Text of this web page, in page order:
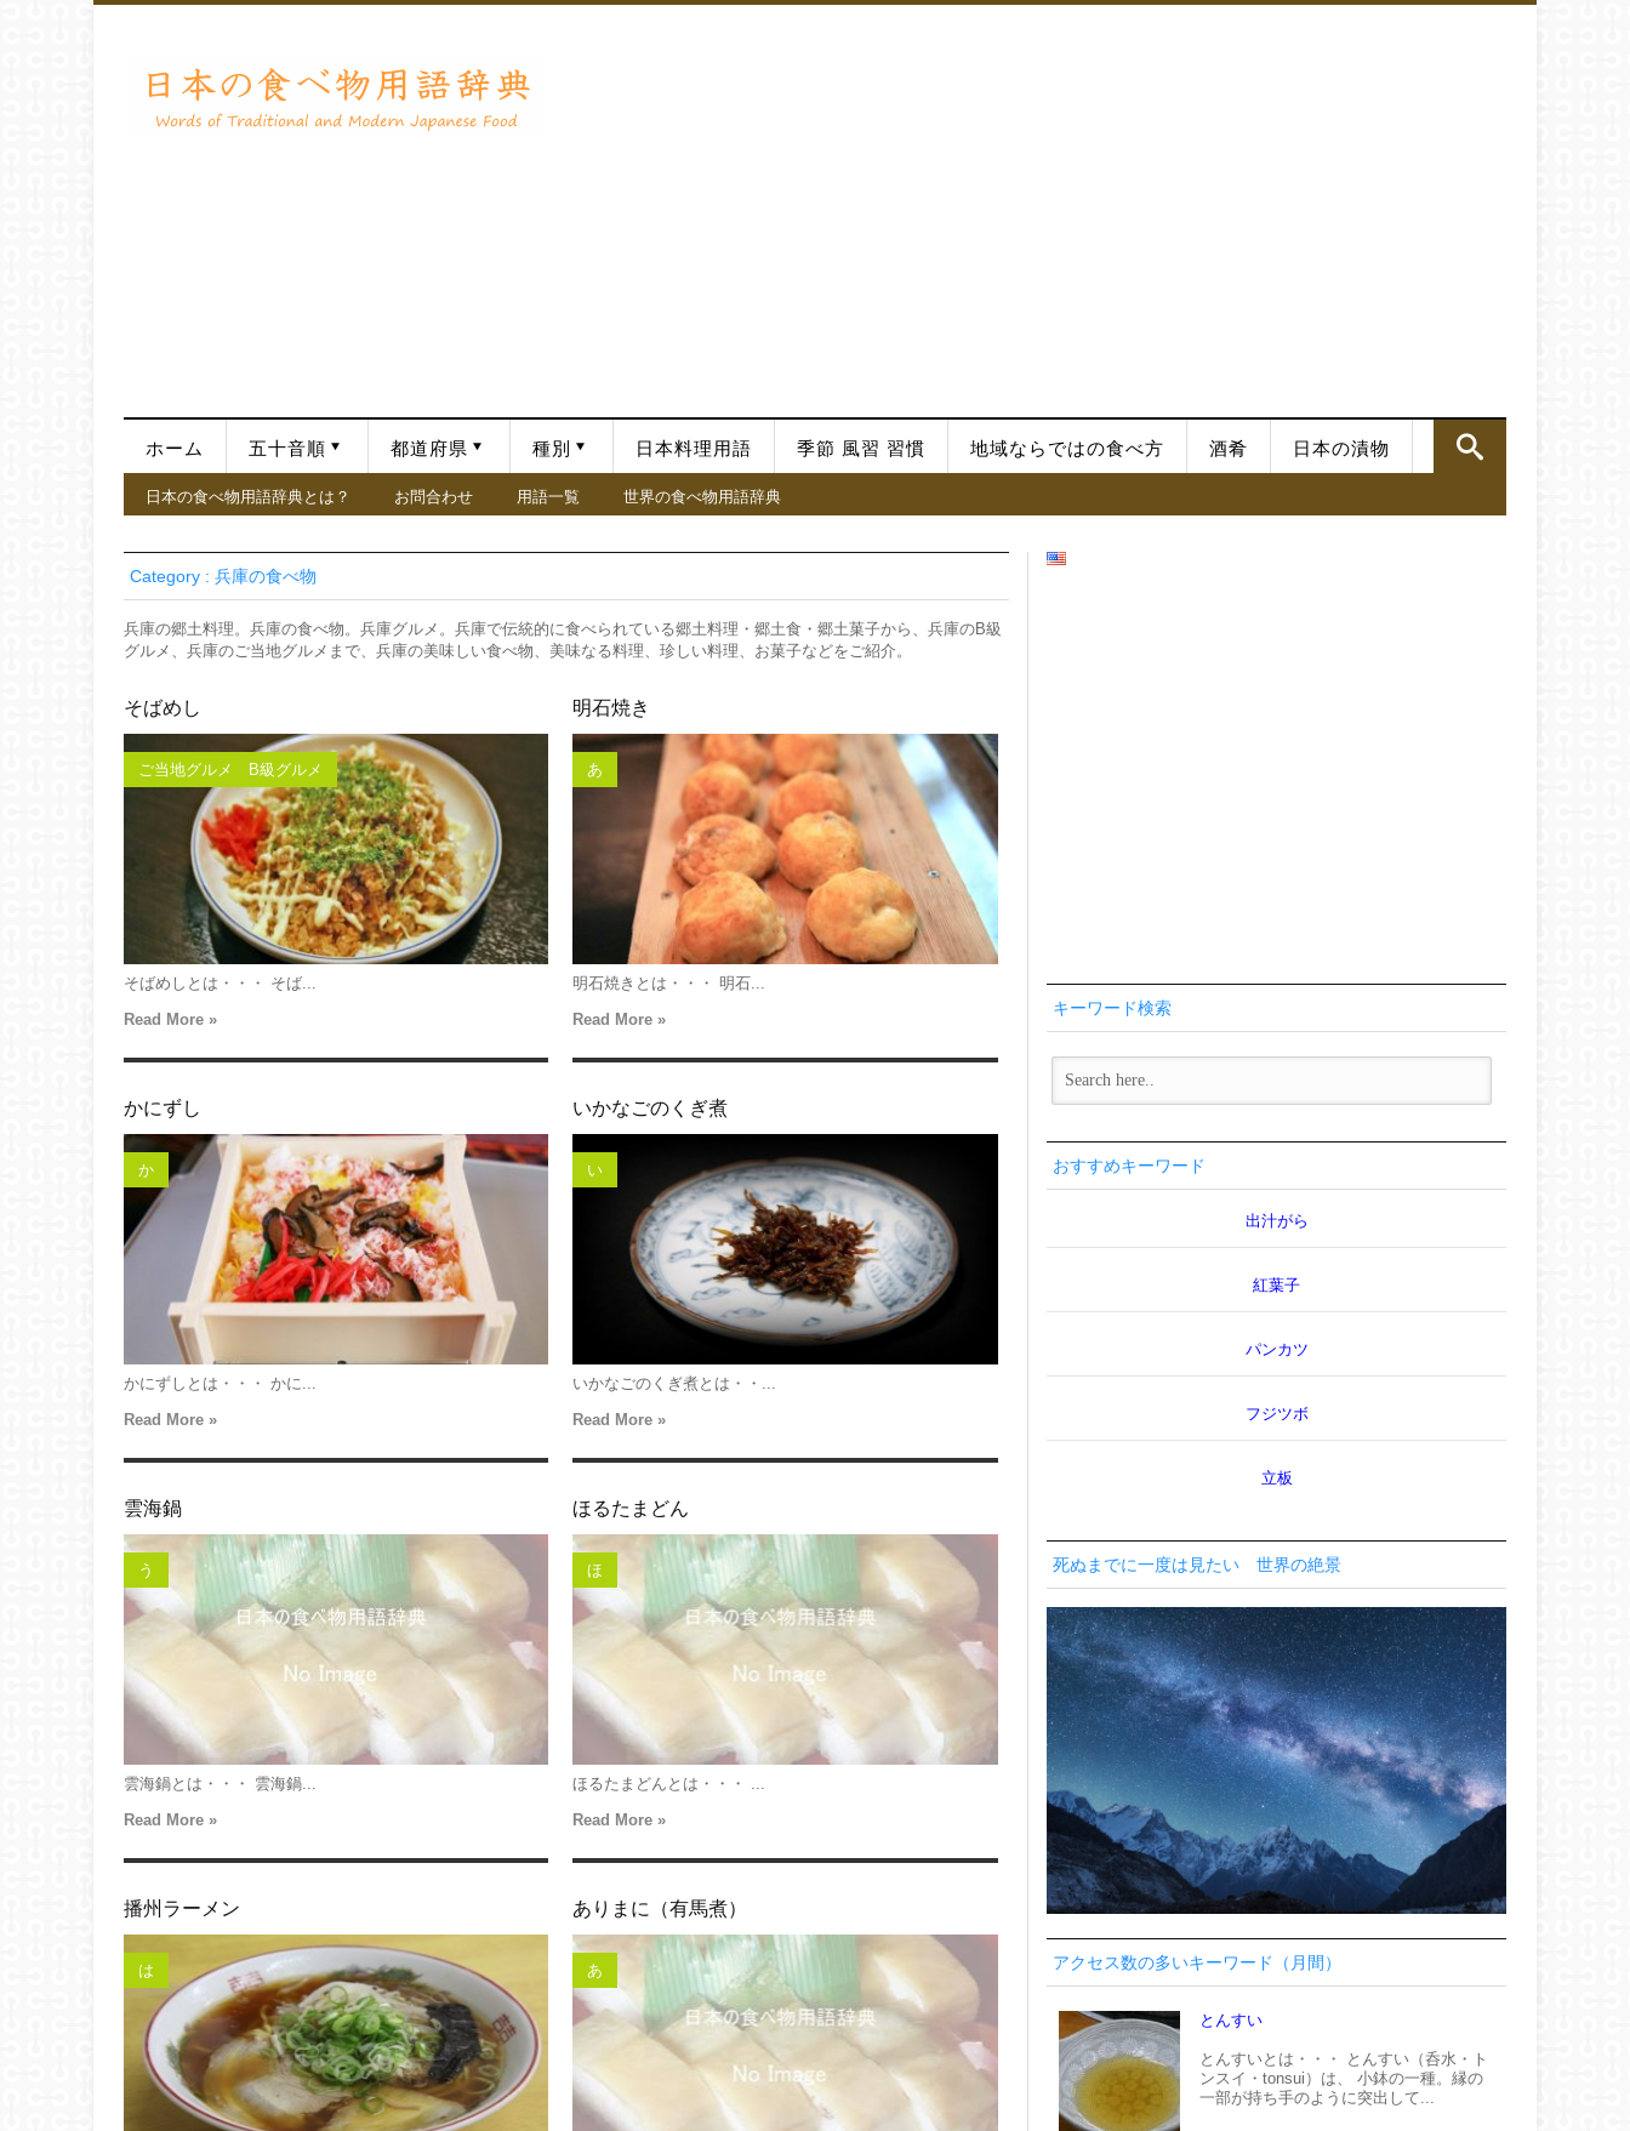
ホーム 五十音順 都道府県 種別 日本料理用語 季節 風習 習慣 地域ならではの食べ方 酒肴 日本の漬物
日本の食べ物用語辞典とは？ お問合わせ 用語一覧 世界の食べ物用語辞典
Category : 兵庫の食べ物
兵庫の郷土料理。兵庫の食べ物。兵庫グルメ。兵庫で伝統的に食べられている郷土料理・郷土食・郷土菓子から、兵庫のB級
グルメ、兵庫のご当地グルメまで、兵庫の美味しい食べ物、美味なる料理、珍しい料理、お菓子などをご紹介。
そばめし
ご当地グルメ B級グルメ
そばめしとは・・・ そば...
Read More »
明石焼き
あ
明石焼きとは・・・ 明石...
Read More »
かにずし
か
かにずしとは・・・ かに...
Read More »
いかなごのくぎ煮
い
いかなごのくぎ煮とは・・...
Read More »
雲海鍋
う
雲海鍋とは・・・ 雲海鍋...
Read More »
ほるたまどん
ほ
ほるたまどんとは・・・ ...
Read More »
播州ラーメン
は
ありまに（有馬煮）
あ
キーワード検索
おすすめキーワード
出汁がら
紅葉子
パンカツ
フジツボ
立板
死ぬまでに一度は見たい 世界の絶景
アクセス数の多いキーワード（月間）
とんすい
とんすいとは・・・ とんすい（呑水・ト
ンスイ・tonsui）は、 小鉢の一種。縁の
一部が持ち手のように突出して...